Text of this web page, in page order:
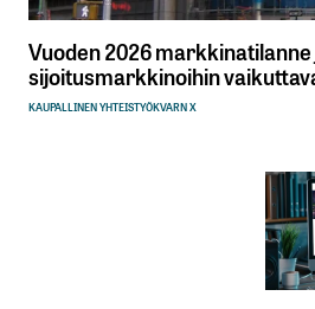
Vuoden 2026
sijoitusmarkkinoihin
KAUPALLINEN YHTEISTYÖKVARN X